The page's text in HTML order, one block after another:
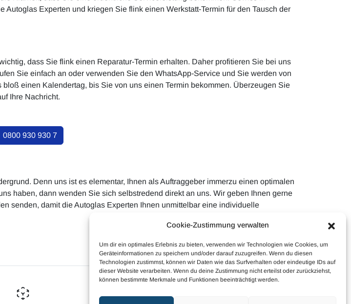
Cookie-Zustimmung verwalten
Um dir ein optimales Erlebnis zu bieten, verwenden wir Technologien wie Cookies, um
Geräteinformationen zu speichern und/oder darauf zuzugreifen. Wenn du diesen
Technologien zustimmst, können wir Daten wie das Surfverhalten oder eindeutige IDs auf
dieser Website verarbeiten. Wenn du deine Zustimmung nicht erteilst oder zurückziehst,
können bestimmte Merkmale und Funktionen beeinträchtigt werden.
Experten und kriegen Sie flink einen Werkstatt-Termin für den Tausch der
dass Sie flink einen Reparatur-Termin erhalten. Daher profitieren Sie bei uns
Sie einfach an oder verwenden Sie den WhatsApp-Service und Sie werden von
einen Kalendertag, bis Sie von uns einen Termin bekommen. Überzeugen Sie
Ihre Nachricht.
0800 930 930 7
Denn uns ist es elementar, Ihnen als Auftraggeber immerzu einen optimalen
haben, dann wenden Sie sich selbstredend direkt an uns. Wir geben Ihnen gerne
senden, damit die Autoglas Experten Ihnen unmittelbar eine individuelle
Haftungsausschluss Cookie-Richtlinie (EU)